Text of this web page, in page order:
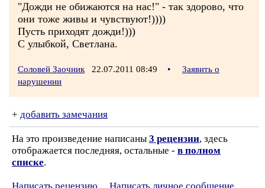
"Дожди не обижаются на нас!" - так здорово, что
они тоже живы и чувствуют!))))
Пусть приходят дожди!)))
С улыбкой, Светлана.
Соловей Заочник 22.07.2011 08:49 •
Заявить о
нарушении
+ добавить замечания
На это произведение написаны 3 рецензии, здесь
отображается последняя, остальные - в полном
списке.